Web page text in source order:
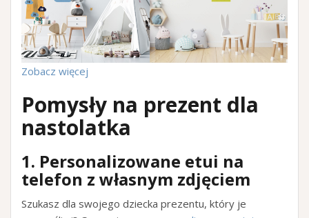
Zobacz więcej
Pomysły na prezent dla
nastolatka
1. Personalizowane etui na
telefon z własnym zdjęciem
Szukasz dla swojego dziecka prezentu, który je